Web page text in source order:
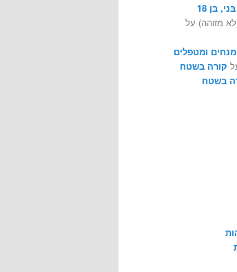
בּני, בן 18
מזוהה) על
מנחים ומטפלים
קורה בשטח
בשטח